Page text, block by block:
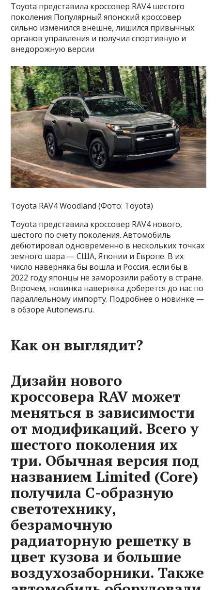
Toyota представила кроссовер RAV4 шестого
поколения Популярный японский кроссовер
сильно изменился внешне, лишился привычных
органов управления и получил спортивную и
внедорожную версии
Toyota RAV4 Woodland (Фото: Toyota)
Toyota представила кроссовер RAV4 нового,
шестого по счету поколения. Автомобиль
дебютировал одновременно в нескольких точках
земного шара — США, Японии и Европе. В их
число наверняка бы вошла и Россия, если бы в
2022 году японцы не заморозили работу в стране.
Впрочем, новинка наверняка доберется до нас по
параллельному импорту. Подробнее о новинке —
в обзоре Autonews.ru.
Как он выглядит?
Дизайн нового
кроссовера RAV может
меняться в зависимости
от модификаций. Всего у
шестого поколения их
три. Обычная версия под
названием Limited (Core)
получила С-образную
светотехнику,
безрамочную
радиаторную решетку в
цвет кузова и большие
воздухозаборники. Также